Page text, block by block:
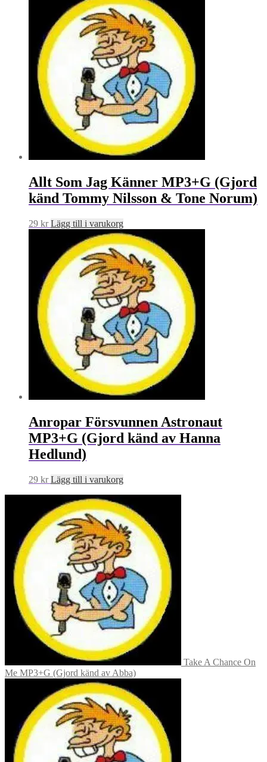
Allt Som Jag Känner MP3+G (Gjord
känd Tommy Nilsson & Tone Norum)
29 kr Lägg till i varukorg
Anropar Försvunnen Astronaut
MP3+G (Gjord känd av Hanna
Hedlund)
29 kr Lägg till i varukorg
Take A Chance On
Me MP3+G (Gjord känd av Abba)